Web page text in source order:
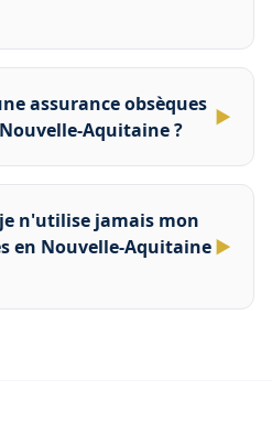
assurance obsèques
Aquitaine ?
▶
n'utilise jamais mon
en Nouvelle-Aquitaine▶